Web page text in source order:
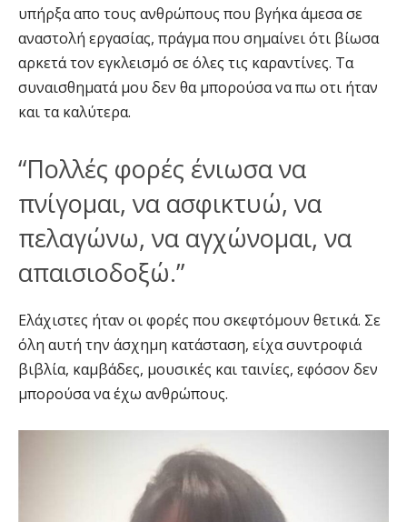
υπήρξα απο τους ανθρώπους που βγήκα άμεσα σε
αναστολή εργασίας, πράγμα που σημαίνει ότι βίωσα
αρκετά τον εγκλεισμό σε όλες τις καραντίνες. Τα
συναισθηματά μου δεν θα μπορούσα να πω οτι ήταν
και τα καλύτερα.
“Πολλές φορές ένιωσα να
πνίγομαι, να ασφικτυώ, να
πελαγώνω, να αγχώνομαι, να
απαισιοδοξώ.”
Ελάχιστες ήταν οι φορές που σκεφτόμουν θετικά. Σε
όλη αυτή την άσχημη κατάσταση, είχα συντροφιά
βιβλία, καμβάδες, μουσικές και ταινίες, εφόσον δεν
μπορούσα να έχω ανθρώπους.